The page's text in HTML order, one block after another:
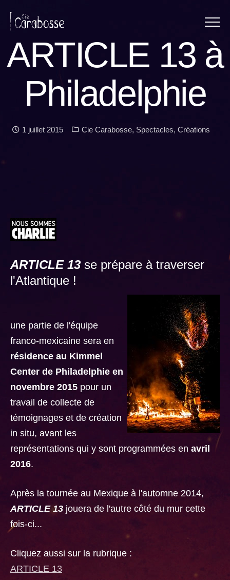
ARTICLE 13 à
Philadelphie
Date :
1 juillet 2015 Catégories :
Cie Carabosse, Spectacles, Créations
ARTICLE 13 se prépare à traverser
l'Atlantique !
une partie de l'équipe
franco-mexicaine sera en
résidence au Kimmel
Center de Philadelphie en
novembre 2015 pour un
travail de collecte de
témoignages et de création
in situ, avant les
représentations qui y sont programmées en avril
2016.
Après la tournée au Mexique à l'automne 2014,
ARTICLE 13 jouera de l'autre côté du mur cette
fois-ci...
Cliquez aussi sur la rubrique :
ARTICLE 13